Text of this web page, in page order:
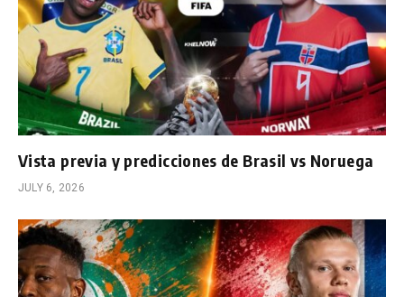
Vista previa y predicciones de Brasil vs Noruega
JULY 6, 2026